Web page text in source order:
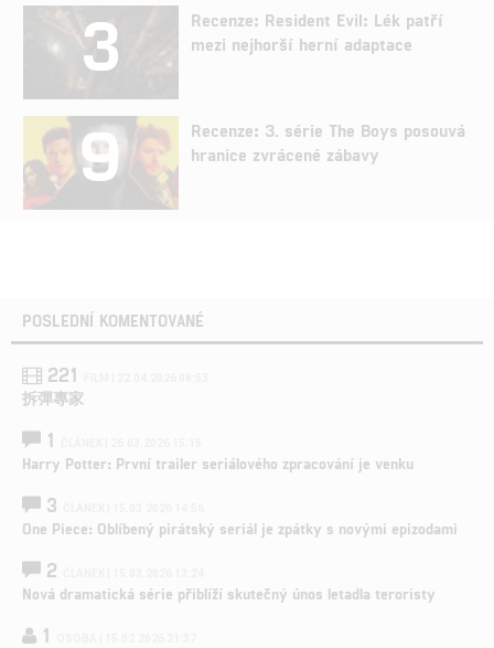
3
Recenze: Resident Evil: Lék patří
mezi nejhorší herní adaptace
9
Recenze: 3. série The Boys posouvá
hranice zvrácené zábavy
POSLEDNÍ KOMENTOVANÉ
221
拆彈專家
1
Harry Potter: První trailer seriálového zpracování je venku
3
One Piece: Oblíbený pirátský seriál je zpátky s novými epizodami
2
Nová dramatická série přiblíží skutečný únos letadla teroristy
1